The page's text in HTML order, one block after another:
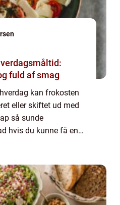
fuld af smag
kan frokosten
eller skiftet ud med
så sunde
hvis du kunne få en